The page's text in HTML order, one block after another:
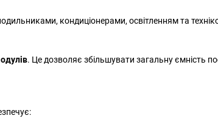
кондиціонерами, освітленням та
. Це дозволяє збільшувати загальну ємність